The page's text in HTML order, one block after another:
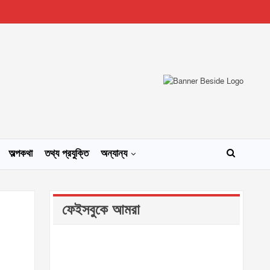
অল্পকথা তথ্য প্রযুক্তি অন্যান্য
ফেইসবুকে আমরা